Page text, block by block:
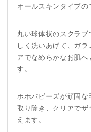
オールスキンタイプの
丸い球体状のスクラ
しく洗いあげて、ガ
アでなめらかなお肌
す。
ホホバビーズが頑固な
取り除き、クリアで
えます。